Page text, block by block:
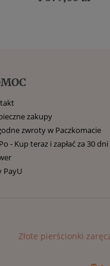
zakupy
zwroty w Paczkomacie
- Kup teraz i zapłać za 30 dni
PayU
Złote pierścionki